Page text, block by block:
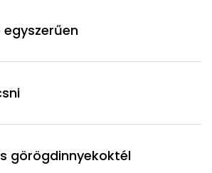
egyszerűen
görögdinnyekoktél